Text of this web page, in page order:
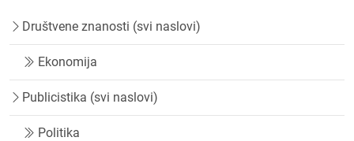
Društvene znanosti (svi naslovi)
Ekonomija
Publicistika (svi naslovi)
Politika